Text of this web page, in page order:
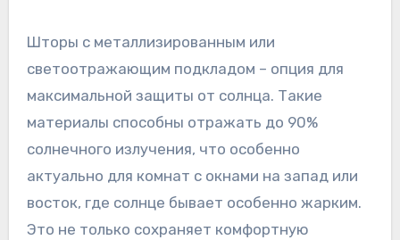
Шторы с металлизированным или
светоотражающим подкладом – опция для
максимальной защиты от солнца. Такие
материалы способны отражать до 90%
солнечного излучения, что особенно
актуально для комнат с окнами на запад или
восток, где солнце бывает особенно жарким.
Это не только сохраняет комфортную